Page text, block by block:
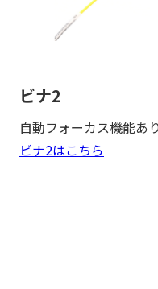
ビナ2
自動フォーカス機能あ
ビナ2はこちら